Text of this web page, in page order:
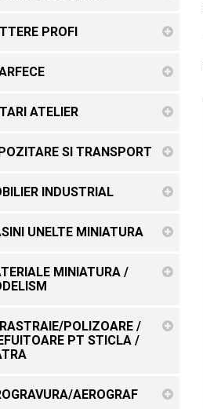
PROFI
ATELIER
SI TRANSPORT
INDUSTRIAL
UNELTE MINIATURA
MINIATURA /
POLIZOARE /
PT STICLA /
AEROGRAF